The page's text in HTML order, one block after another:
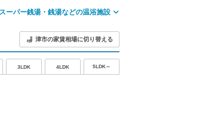
ーパー銭湯・銭湯などの温浴施設
津市の家賃相場に切り替える
3LDK 4LDK 5LDK～